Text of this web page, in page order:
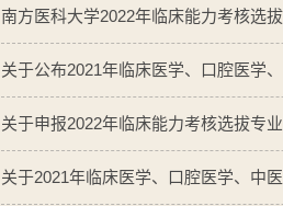
南方医科大学2022年临床能力考核选
关于公布2021年临床医学、口腔医学
关于申报2022年临床能力考核选拔专
关于2021年临床医学、口腔医学、中